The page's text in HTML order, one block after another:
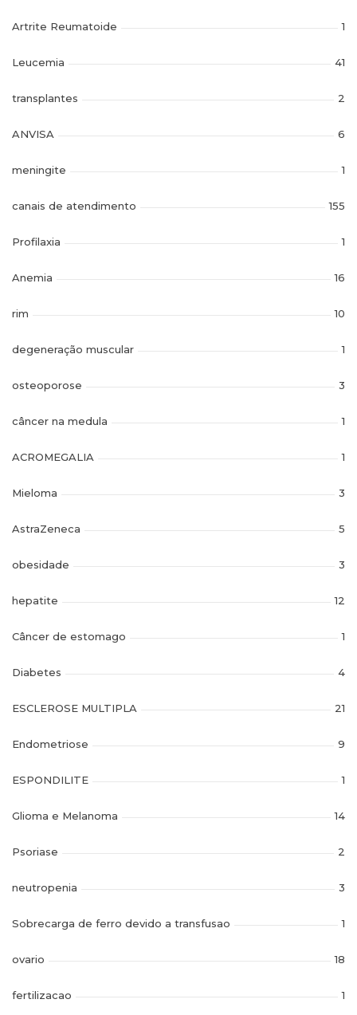
Artrite Reumatoide 1
Leucemia 41
transplantes 2
ANVISA 6
meningite 1
canais de atendimento 155
Profilaxia 1
Anemia 16
rim 10
degeneração muscular 1
osteoporose 3
câncer na medula 1
ACROMEGALIA 1
Mieloma 3
AstraZeneca 5
obesidade 3
hepatite 12
Câncer de estomago 1
Diabetes 4
ESCLEROSE MULTIPLA 21
Endometriose 9
ESPONDILITE 1
Glioma e Melanoma 14
Psoriase 2
neutropenia 3
Sobrecarga de ferro devido a transfusao 1
ovario 18
fertilizacao 1